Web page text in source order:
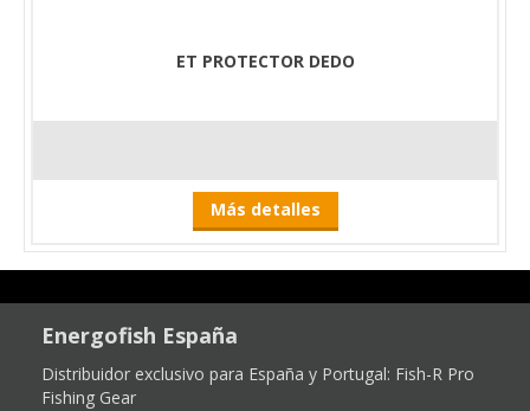
ET PROTECTOR DEDO
Más detalles
Energofish España
Distribuidor exclusivo para España y Portugal: Fish-R Pro
Fishing Gear